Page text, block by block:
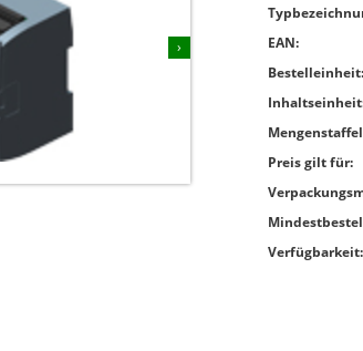
› EAN:
Bestelleinheit:
Preis gilt für:
Verfügbarkeit: